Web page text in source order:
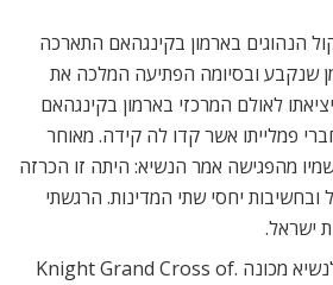
הנהוגים בארמון בקינגהאם התארכה
שנקבע ובסיומה הפתיעה המלכה את
לאולם המרכזי בארמון בקינגהאם
פמלייתו אשר קדו לה קידה. מאוחר
מהפגישה אמר הנשיא: היתה זו הכרזה
יחסי שתי המדינות. הרגשתי
ישראל.
יצויין כי התואר שהוענק לנשיא מכונה .Knight Grand Cross of